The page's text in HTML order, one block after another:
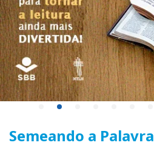
Semeando a Palavra